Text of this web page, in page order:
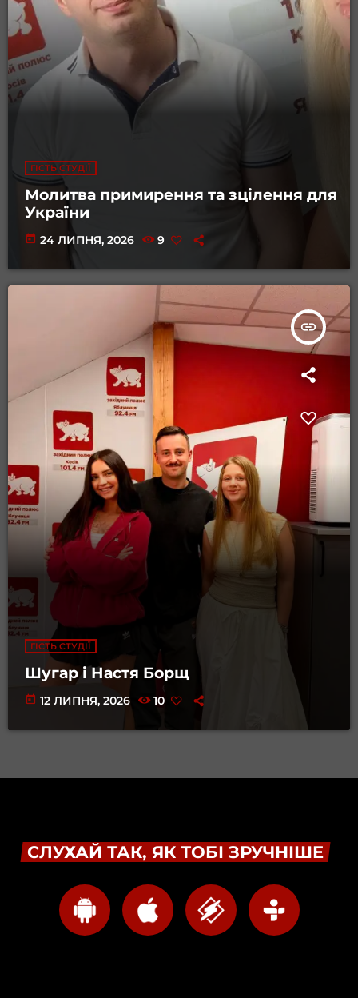
ГІСТЬ СТУДІЇ
Молитва примирення та зцілення для
України
today 24 ЛИПНЯ, 2026 9
insert_link
ГІСТЬ СТУДІЇ
Шугар і Настя Борщ
today 12 ЛИПНЯ, 2026 10
СЛУХАЙ ТАК, ЯК ТОБІ ЗРУЧНІШЕ